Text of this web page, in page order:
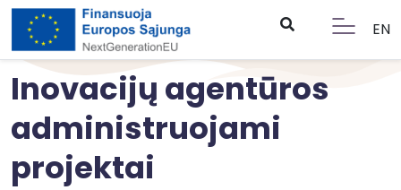
EN
Inovacijų agentūros
administruojami
projektai